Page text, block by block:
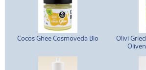
Cocos Ghee Cosmoveda Bio
Olivi